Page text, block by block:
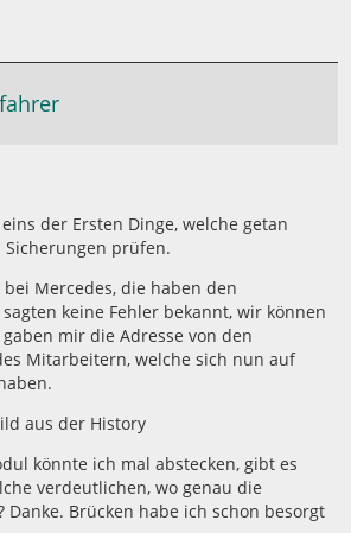
der Ersten Dinge, welche getan
prüfen.
bei Mercedes, die haben den
keine Fehler bekannt, wir können
mir die Adresse von den
Mitarbeitern, welche sich nun auf
aus der History
könnte ich mal abstecken, gibt es
verdeutlichen, wo genau die
Danke. Brücken habe ich schon besorgt